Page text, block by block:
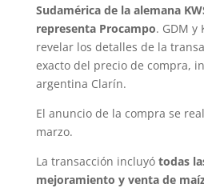
Sudamérica de la alemana
representa Procampo. GDM y
revelar los detalles de la
exacto del precio de compra,
argentina Clarín.
El anuncio de la compra se
marzo.
La transacción incluyó todas
mejoramiento y venta de